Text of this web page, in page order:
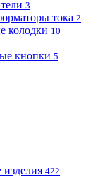
3
тока 2
колодки 10
кнопки 5
422